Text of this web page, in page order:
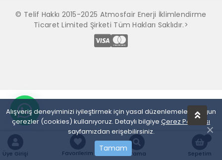
Sepetim
Arama
Favorilerim
Üye Girişi
Alışveriş deneyiminizi iyileştirmek için yasal düzenlemelere uygun
çerezler (cookies) kullanıyoruz. Detaylı bilgiye Çerez Politikası
sayfamızdan erişebilirsiniz.
Tamam
© Telif Hakkı 2015-2025 Atmosfair Enerji İklimlendirme
Ticaret Limited Şirketi Tüm Hakları Saklıdır.>